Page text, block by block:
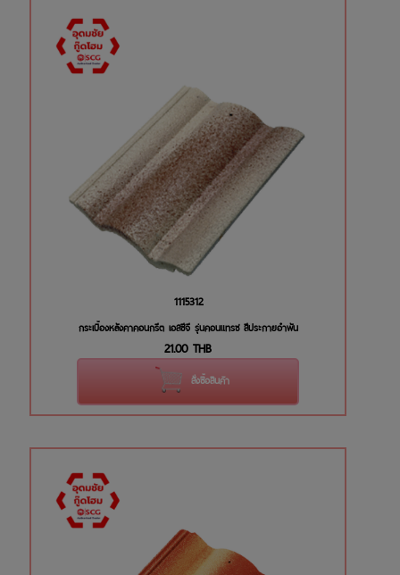
1115312
กระเบื้องหลังคาคอนกรีต เอสซีจี รุ่นคอนแทรซ สีประกายอำพัน
21.00 THB
สั่งซื้อสินค้า